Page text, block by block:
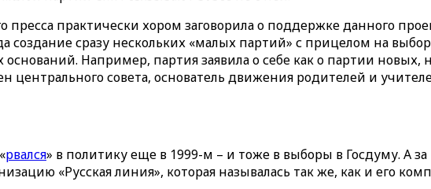
пресса практически хором заговорила о поддержке данного
создание сразу нескольких «малых партий» с прицелом на
Например, партия заявила о себе как о партии
центрального совета, основатель движения родителей и
рвался» в политику еще в 1999-м – и тоже в выборы в Госдуму. А за
«Русская линия», которая называлась так же, как и его